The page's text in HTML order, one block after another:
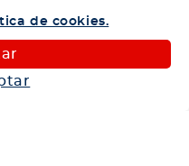
de cookies.